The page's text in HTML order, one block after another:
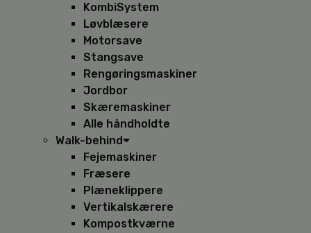
KombiSystem
Løvblæsere
Motorsave
Stangsave
Rengøringsmaskiner
Jordbor
Skæremaskiner
Alle håndholdte
Walk-behind
Fejemaskiner
Fræsere
Plæneklippere
Vertikalskærere
Kompostkværne